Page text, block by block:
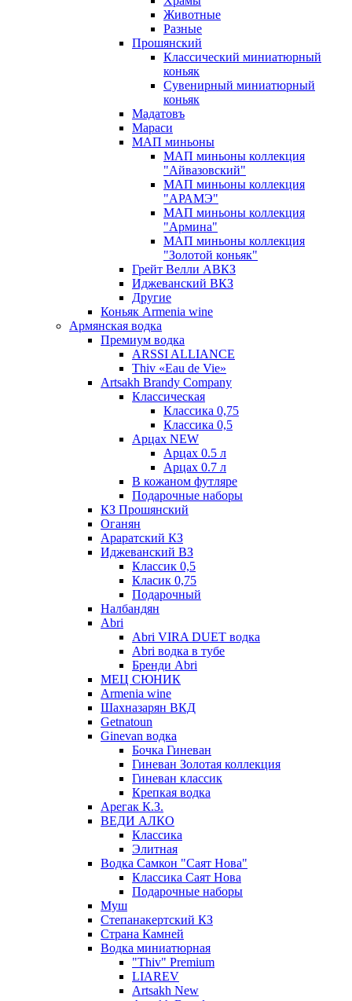
Животные
Разные
Прошянский
Классический миниатюрный
коньяк
Сувенирный миниатюрный
коньяк
Мадатовъ
Мараси
МАП миньоны
МАП миньоны коллекция
"Айвазовский"
МАП миньоны коллекция
"АРАМЭ"
МАП миньоны коллекция
"Армина"
МАП миньоны коллекция
"Золотой коньяк"
Грейт Велли АВКЗ
Иджеванский ВКЗ
Другие
Коньяк Armenia wine
Армянская водка
Премиум водка
ARSSI ALLIANCE
Thiv «Eau de Vie»
Artsakh Brandy Company
Классическая
Классика 0,75
Классика 0,5
Арцах NEW
Арцах 0.5 л
Арцах 0.7 л
В кожаном футляре
Подарочные наборы
КЗ Прошянский
Оганян
Араратский КЗ
Иджеванский ВЗ
Классик 0,5
Класик 0,75
Подарочный
Налбандян
Abri
Abri VIRA DUET водка
Abri водка в тубе
Бренди Abri
МЕЦ СЮНИК
Armenia wine
Шахназарян ВКД
Getnatoun
Ginevan водка
Бочка Гиневан
Гиневан Золотая коллекция
Гиневан классик
Крепкая водка
Арегак К.З.
ВЕДИ АЛКО
Классика
Элитная
Водка Самкон "Саят Нова"
Классика Саят Нова
Подарочные наборы
Муш
Степанакертский КЗ
Страна Камней
Водка миниатюрная
"Thiv" Premium
LIAREV
Artsakh New